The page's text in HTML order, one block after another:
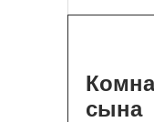
сына